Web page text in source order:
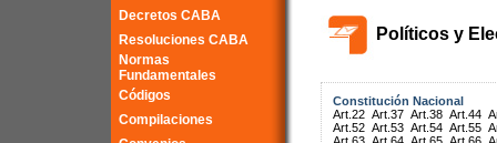
Decretos CABA
Resoluciones CABA
Normas
Fundamentales
Códigos
Compilaciones
Políticos y
Constitución Nacional
Art.22 Art.37 Art.38 Art.44
Art.52 Art.53 Art.54 Art.55